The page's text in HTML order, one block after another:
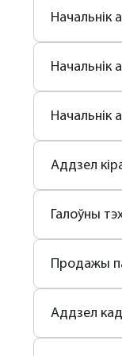
Начальнік
Начальнік
Начальнік
Аддзел
Галоўны
Продажы
Аддзел